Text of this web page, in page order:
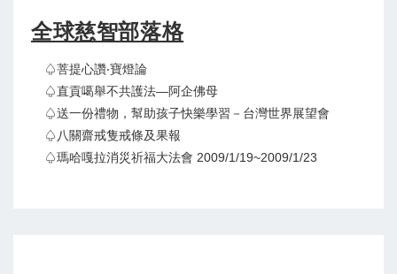
全球慈智部落格
♤菩提心讚‧寶燈論
♤直貢噶舉不共護法—阿企佛母
♤送一份禮物，幫助孩子快樂學習－台灣世界展望會
♤八關齋戒隻戒條及果報
♤瑪哈嘎拉消災祈福大法會 2009/1/19~2009/1/23